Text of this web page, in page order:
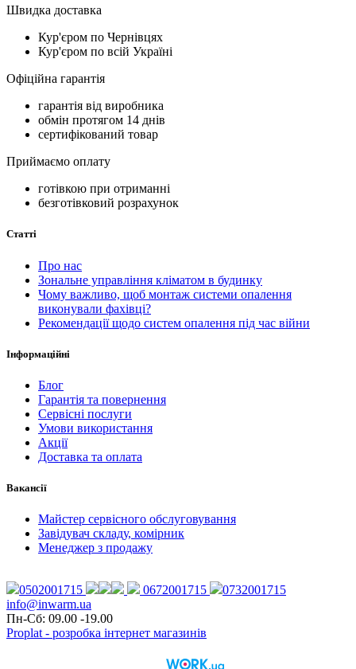
Швидка доставка
Кур'єром по Чернівцях
Кур'єром по всій Україні
Офіційна гарантія
гарантія від виробника
обмін протягом 14 днів
сертифікований товар
Приймаємо оплату
готівкою при отриманні
безготівковий розрахунок
Статті
Про нас
Зональне управління кліматом в будинку
Чому важливо, щоб монтаж системи опалення
виконували фахівці?
Рекомендації щодо систем опалення під час війни
Інформаційні
Блог
Гарантія та повернення
Сервісні послуги
Умови використання
Акції
Доставка та оплата
Вакансії
Майстер сервісного обслуговування
Завідувач складу, комірник
Менеджер з продажу
0502001715 0672001715
0732001715
info@inwarm.ua
Пн-Сб: 09.00 -19.00
Proplat - розробка інтернет магазинів